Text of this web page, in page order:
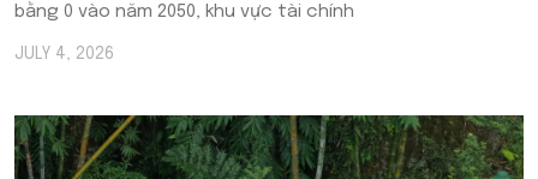
bằng 0 vào năm 2050, khu vực tài chính
JULY 4, 2026